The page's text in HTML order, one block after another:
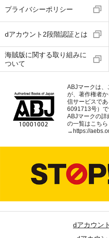
プライバシーポリシー
dアカウント2段階認証とは
海賊版に関する取り組みに
ついて
ABJマークは、
が、著作権者
信サービスで
6091713号）で
ABJマークの詳
の一覧はこちら
→ https://
dアカウン